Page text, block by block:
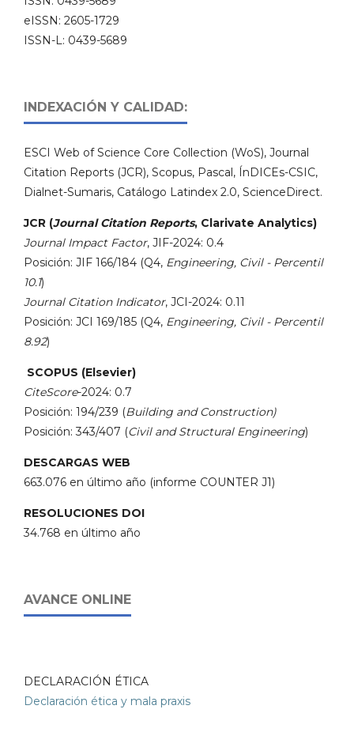
eISSN: 2605-1729
ISSN-L: 0439-5689
INDEXACIÓN Y CALIDAD:
ESCI Web of Science Core Collection (WoS), Journal
Citation Reports (JCR), Scopus, Pascal, ÍnDICEs-CSIC,
Dialnet-Sumaris, Catálogo Latindex 2.0, ScienceDirect.
JCR (Journal Citation Reports, Clarivate Analytics)
Journal Impact Factor, JIF-2024: 0.4
Posición: JIF 166/184 (Q4, Engineering, Civil - Percentil
10.1)
Journal Citation Indicator, JCI-2024: 0.11
Posición: JCI 169/185 (Q4, Engineering, Civil - Percentil
8.92)
SCOPUS (Elsevier)
CiteScore-2024: 0.7
Posición: 194/239 (Building and Construction)
Posición: 343/407 (Civil and Structural Engineering)
DESCARGAS WEB
663.076 en último año (informe COUNTER J1)
RESOLUCIONES DOI
34.768 en último año
AVANCE ONLINE
DECLARACIÓN ÉTICA
Declaración ética y mala praxis